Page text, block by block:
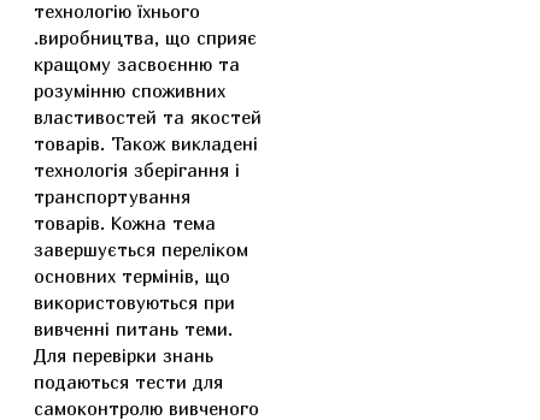
технологію їхнього
.виробництва, що сприяє
кращому засвоєнню та
розумінню споживних
властивостей та якостей
товарів. Також викладені
технологія зберігання і
транспортування
товарів. Кожна тема
завершується переліком
основних термінів, що
використовуються при
вивченні питань теми.
Для перевірки знань
подаються тести для
самоконтролю вивченого